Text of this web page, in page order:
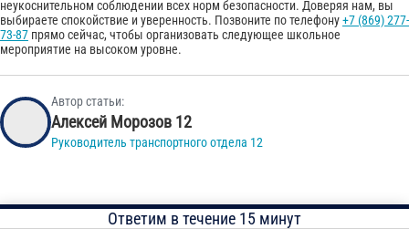
неукоснительном соблюдении всех норм безопасности. Доверяя нам, вы
выбираете спокойствие и уверенность. Позвоните по телефону+7 (869) 277-
73-87 прямо сейчас, чтобы организовать следующее школьное
мероприятие на высоком уровне.
Автор статьи:
Алексей Морозов 12
Руководитель транспортного отдела 12
Ответим в течение 15 минут